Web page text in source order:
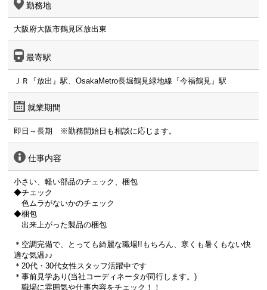
勤務地
大阪府大阪市鶴見区放出東
最寄駅
ＪＲ『放出』駅、OsakaMetro長堀鶴見緑地線『今福鶴見』駅
就業期間
即日～長期 ※勤務開始日も相談に応じます。
仕事内容
小さい、軽い部品のチェック、梱包
◆チェック
色ムラがないかのチェック
◆梱包
出来上がった製品の梱包
＊空調完備で、とっても綺麗な職場!!もちろん、寒くも暑くもない快
適な気温♪♪
＊20代・30代女性スタッフ活躍中です
＊事前見学あり(当社コーディネータが同行します。)
職場に雰囲気や仕事内容をチェック！！